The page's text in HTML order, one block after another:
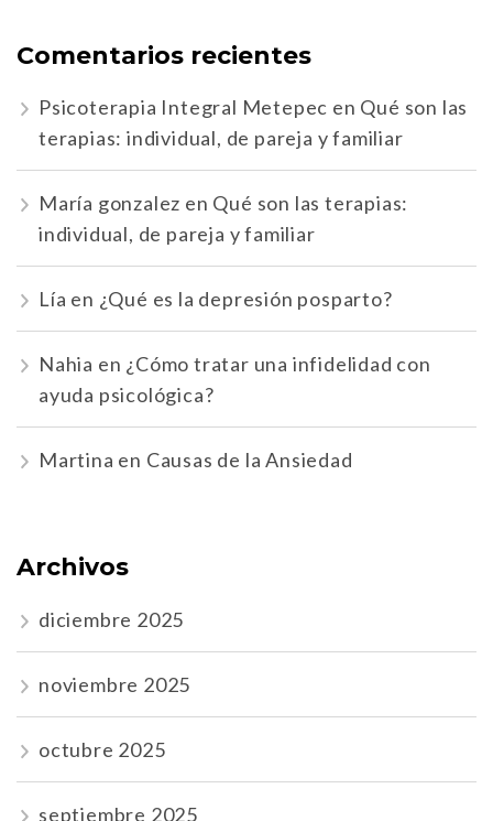
Comentarios recientes
Psicoterapia Integral Metepec en Qué son las
terapias: individual, de pareja y familiar
María gonzalez en Qué son las terapias:
individual, de pareja y familiar
Lía en ¿Qué es la depresión posparto?
Nahia en ¿Cómo tratar una infidelidad con
ayuda psicológica?
Martina en Causas de la Ansiedad
Archivos
diciembre 2025
noviembre 2025
octubre 2025
septiembre 2025